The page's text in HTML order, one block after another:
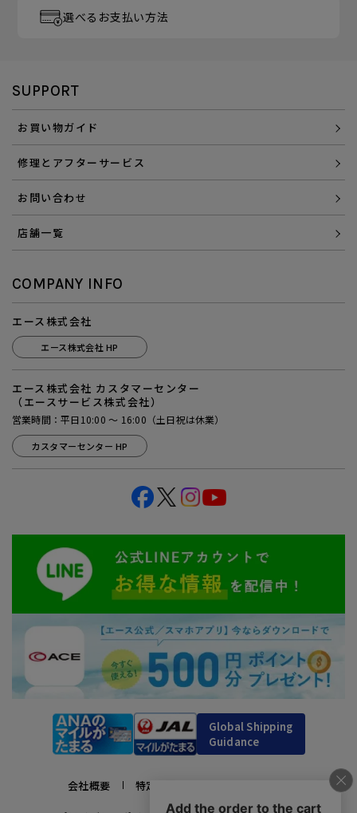
選べるお支払い方法
SUPPORT
お買い物ガイド
修理とアフターサービス
お問い合わせ
店舗一覧
COMPANY INFO
エース株式会社
エース株式会社 HP
エース株式会社 カスタマーセンター
（エースサービス株式会社）
営業時間：平日10:00 ～ 16:00（土日祝は休業）
カスタマーセンター HP
Global Shipping
Guidance
会社概要 特定商取引法に基づく表示